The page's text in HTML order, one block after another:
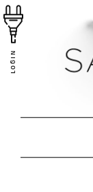
LOGIN